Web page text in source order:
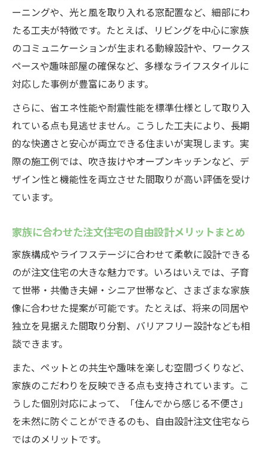
ーニングや、光と風を取り入れる窓配置など、細部にわ
たる工夫が特徴です。たとえば、リビングを中心に家族
のコミュニケーションが生まれる動線設計や、ワークス
ペースや趣味部屋の確保など、多様なライフスタイルに
対応した事例が豊富にあります。
さらに、省エネ性能や耐震性能を標準仕様として取り入
れている点も見逃せません。こうした工夫により、長期
的な快適さと安心が両立できる住まいが実現します。実
際の施工例では、吹き抜けやオープンキッチンなど、デ
ザイン性と機能性を両立させた間取りが高い評価を受け
ています。
家族に合わせた注文住宅の自由設計メリットまとめ
家族構成やライフステージに合わせて柔軟に設計できる
のが注文住宅の大きな魅力です。いろはいえでは、子育
て世帯・共働き夫婦・シニア世帯など、さまざまな家族
像に合わせた提案が可能です。たとえば、将来の同居や
独立を見据えた間取り分割、バリアフリー設計なども相
談できます。
また、ペットとの共生や趣味を楽しむ空間づくりなど、
家族のこだわりを反映できる点も支持されています。こ
うした個別対応によって、「住んでから感じる不便さ」
を未然に防ぐことができるのも、自由設計注文住宅なら
ではのメリットです。